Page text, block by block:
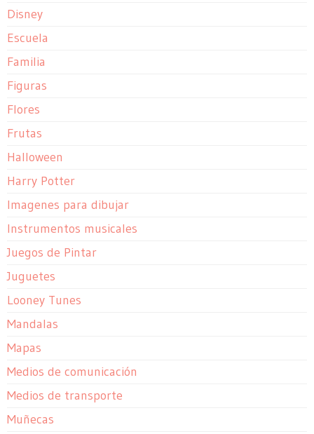
Disney
Escuela
Familia
Figuras
Flores
Frutas
Halloween
Harry Potter
Imagenes para dibujar
Instrumentos musicales
Juegos de Pintar
Juguetes
Looney Tunes
Mandalas
Mapas
Medios de comunicación
Medios de transporte
Muñecas